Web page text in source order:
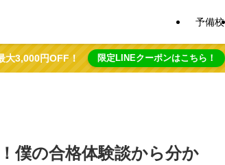
予備校
大3,000円OFF！ 限定LINEクーポンはこちら！
僕の合格体験談から分か